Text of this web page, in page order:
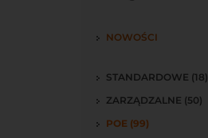
NOWOŚCI
STANDARDOWE (18)
ZARZĄDZALNE (50)
POE (99)